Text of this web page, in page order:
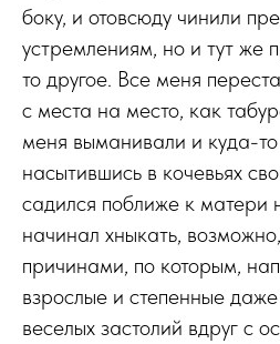
боку, и отовсюду чинили
устремлениям, но и тут же
то другое. Все меня
с места на место, как
меня выманивали и куда-
насытившись в кочевьях
садился поближе к матери
начинал хныкать,
причинами, по которым,
взрослые и степенные
веселых застолий вдруг с